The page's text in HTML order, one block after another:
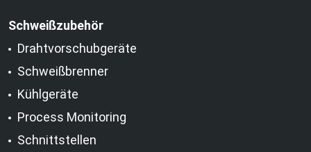
Schweißzubehör
Drahtvorschubgeräte
Schweißbrenner
Kühlgeräte
Process Monitoring
Schnittstellen